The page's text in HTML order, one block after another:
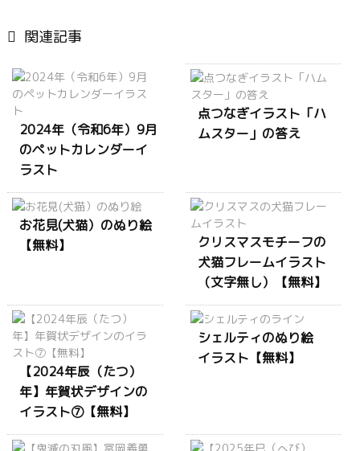
 関連記事
2024年（令和6年）9月
のペットカレンダーイ
ラスト
点つなぎイラスト「ハ
ムスター」の答え
お花見(犬猫）のぬり絵
【無料】
クリスマスモチーフの
犬猫フレームイラスト
（文字無し）【無料】
【2024年辰（たつ）
年】年賀状デザインの
イラスト⑦【無料】
シェルティのぬり絵
イラスト【無料】